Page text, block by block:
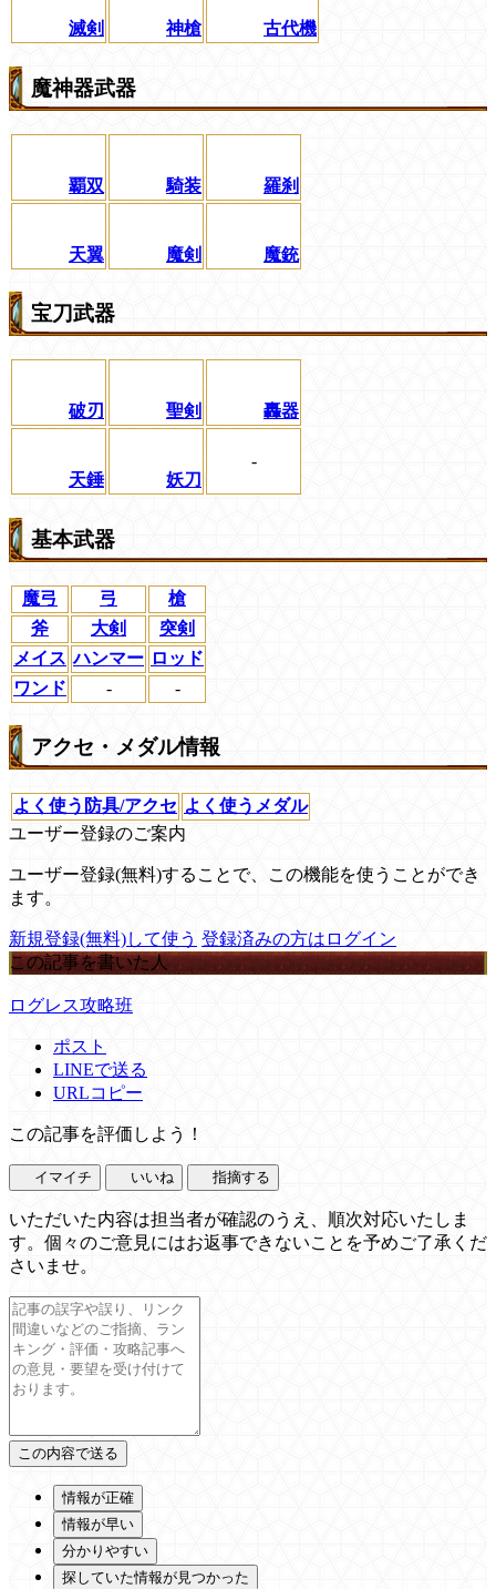
滅剣 神槍 古代機
魔神器武器
覇双 騎装 羅刹
天翼 魔剣 魔銃
宝刀武器
破刃 聖剣 轟器
天錘 妖刀
-
基本武器
魔弓 弓
槍
斧
大剣
突剣
メイス ハンマー ロッド
ワンド
- -
アクセ・メダル情報
よく使う防具/アクセ よく使うメダル
ユーザー登録のご案内
ユーザー登録(無料)することで、この機能を使うことができ
ます。
新規登録(無料)して使う 登録済みの方はログイン
この記事を書いた人
ログレス攻略班
ポスト
LINEで送る
URLコピー
この記事を評価しよう！
イマイチ いいね 指摘する
いただいた内容は担当者が確認のうえ、順次対応いたしま
す。個々のご意見にはお返事できないことを予めご了承くだ
さいませ。
情報が正確
情報が早い
分かりやすい
探していた情報が見つかった